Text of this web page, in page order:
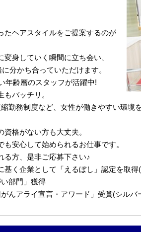
たヘアスタイルをご提案するのが
身していく瞬間に立ち会い、
分かち合っていただけます。
年齢層のスタッフが活躍中!
バッチリ。
勤務制度など、女性が働きやすい環
格がない方も大丈夫。
安心して始められるお仕事です。
る方、是非ご応募下さい♪
く企業として「えるぼし」認定を取得
部門」獲得
んアライ宣言・アワード」受賞(シルバ